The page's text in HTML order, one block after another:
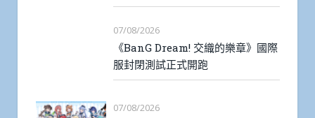
07/08/2026
《BanG Dream! 交織的樂章》國際
服封閉測試正式開跑
07/08/2026